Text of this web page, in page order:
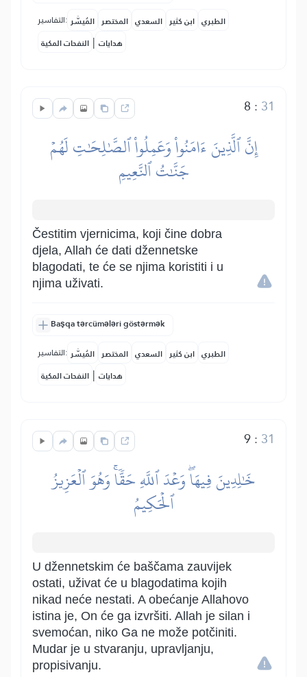
التفاسير: المُيسَّر المختصر السعدي ابن كثير الطبري
النفحات المكية | هدايات
8 : 31
إِنَّ ٱلَّذِينَ ءَامَنُواْ وَعَمِلُواْ ٱلصَّٰلِحَٰتِ لَهُمۡ
جَنَّٰتُ ٱلنَّعِيمِ
Čestitim vjernicima, koji čine dobra
djela, Allah će dati džennetske
blagodati, te će se njima koristiti i u
njima uživati.
Başqa tərcümələri göstərmək
التفاسير: المُيسَّر المختصر السعدي ابن كثير الطبري
النفحات المكية | هدايات
9: 31
خَٰلِدِينَ فِيهَاۖ وَعۡدَ ٱللَّهِ حَقّٗاۚ وَهُوَ ٱلۡعَزِيزُ
ٱلۡحَكِيمُ
U džennetskim će baščama zauvijek
ostati, uživat će u blagodatima kojih
nikad neće nestati. A obećanje Allahovo
istina je, On će ga izvršiti. Allah je silan i
svemoćan, niko Ga ne može potčiniti.
Mudar je u stvaranju, upravljanju,
propisivanju.